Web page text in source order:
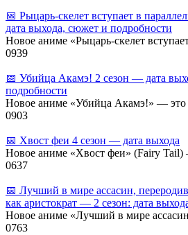
📅 Рыцарь‑скелет вступает в
дата выхода, сюжет и подробности
Новое аниме «Рыцарь‑скелет
0939
📅 Убийца Акамэ! 2 сезон — дата
подробности
Новое аниме «Убийца Акамэ!» — это
0903
📅 Хвост феи 4 сезон — дата выхода
Новое аниме «Хвост феи» (Fairy Tail)
0637
📅 Лучший в мире ассасин,
как аристократ — 2 сезон: дата
Новое аниме «Лучший в мире
0763